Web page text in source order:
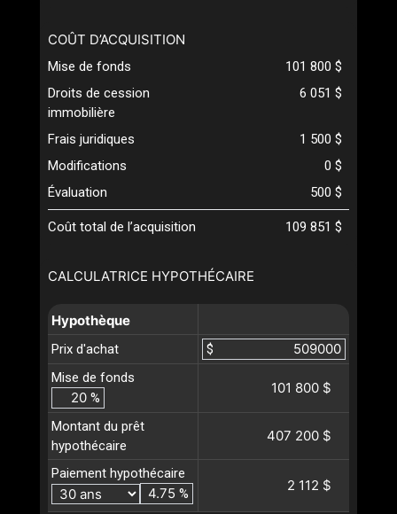
CALCULATRICE HYPOTHÉCAIRE
Hypothèque
Prix d'achat
$
Mise de fonds
%
101 800 $
Montant du prêt
hypothécaire
407 200 $
Paiement hypothécaire
%
2 112 $
COÛT D’ACQUISITION
Mise de fonds
101 800 $
Droits de cession
immobilière
6 051 $
Frais juridiques
1 500 $
Modifications
0 $
Évaluation
500 $
Coût total de l’acquisition 109 851 $